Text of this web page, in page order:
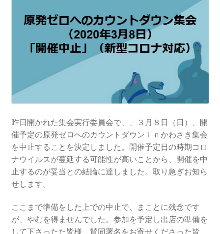
2016.1.31 日本と原発上映会＆講演会
2016.3 .13 第5回原発ゼロへのカウントダウンinかわさ
2017.3.12 第6回原発ゼロへのカウントダウンinかわさ
2018.3.11 第７回原発ゼロへのカウントダウンinかわ
さき集会
2019.3.10 第8回 原発ゼロへのカウントダウンinかわ
さき 集会
2023.3.12 第12回原発ゼロへのカウントダウンinかわ
さき集会
昨日開かれた集会実行委員会で、、３月８日（日）、開
催予定の原発ゼロへのカウントダウンｉｎかわさき集会
を中止することを決定しました。開催予定日の時期コロ
ナウイルスが蔓延する可能性が高いことから、開催を中
止するのが妥当との結論に達しました。取り急ぎお知ら
せします。
ここまで準備をした上での中止で、まことに残念です
が、やむを得ませんでした。参加を予定し出店の準備を
して下さったた皆様、賛同署名をお寄せくださった皆